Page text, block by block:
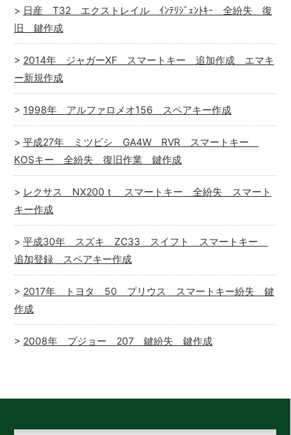
日産 T32 エクストレイル ｲﾝﾃﾘｼﾞｪﾝﾄｷｰ 全紛失 復
旧 鍵作成
2014年 ジャガーXF スマートキー 追加作成 エマキ
ー新規作成
1998年 アルファロメオ156 スペアキー作成
平成27年 ミツビシ GA4W RVR スマートキー
KOSキー 全紛失 復旧作業 鍵作成
レクサス NX200ｔ スマートキー 全紛失 スマート
キー作成
平成30年 スズキ ZC33 スイフト スマートキー
追加登録 スペアキー作成
2017年 トヨタ 50 プリウス スマートキー紛失 鍵
作成
2008年 プジョー 207 鍵紛失 鍵作成